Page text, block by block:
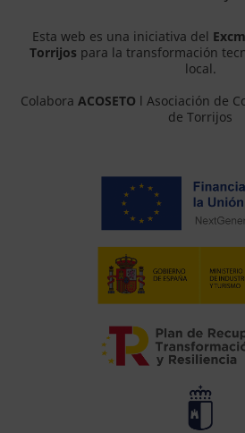
Esta web es una iniciativa del
Torrijos para la transformación
local.
Colabora ACOSETO l Asociación de
de Torrijos